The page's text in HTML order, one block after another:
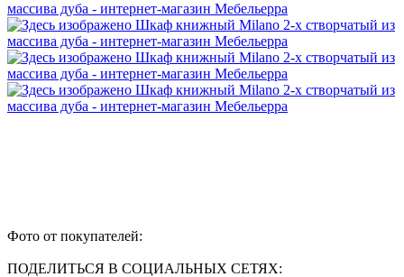
Фото от покупателей:
ПОДЕЛИТЬСЯ В СОЦИАЛЬНЫХ СЕТЯХ: